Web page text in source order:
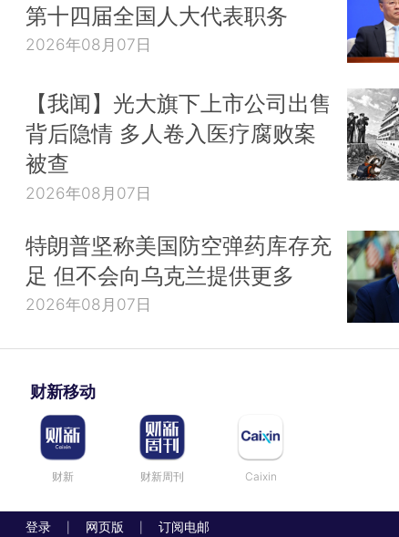
第十四届全国人大代表职务
2026年08月07日
【我闻】光大旗下上市公司出售
背后隐情 多人卷入医疗腐败案
被查
2026年08月07日
特朗普坚称美国防空弹药库存充
足 但不会向乌克兰提供更多
2026年08月07日
财新移动
财新 财新周刊 Caixin
登录 网页版 订阅电邮